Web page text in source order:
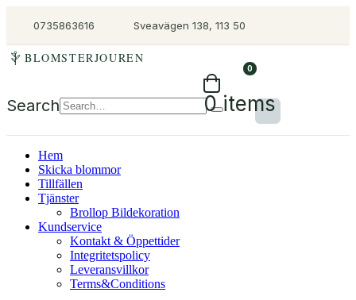
0735863616 Sveavägen 138, 113 50
BLOMSTERJOUREN
Search
0
0 items
Hem
Skicka blommor
Tillfällen
Tjänster
Brollop Bildekoration
Kundservice
Kontakt & Öppettider
Integritetspolicy
Leveransvillkor
Terms&Conditions